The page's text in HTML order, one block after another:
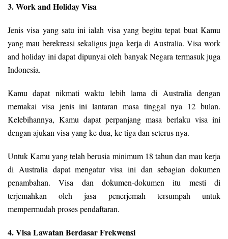
3. Work and Holiday Visa
Jenis visa yang satu ini ialah visa yang begitu tepat buat Kamu
yang mau berekreasi sekaligus juga kerja di Australia. Visa work
and holiday ini dapat dipunyai oleh banyak Negara termasuk juga
Indonesia.
Kamu dapat nikmati waktu lebih lama di Australia dengan
memakai visa jenis ini lantaran masa tinggal nya 12 bulan.
Kelebihannya, Kamu dapat perpanjang masa berlaku visa ini
dengan ajukan visa yang ke dua, ke tiga dan seterus nya.
Untuk Kamu yang telah berusia minimum 18 tahun dan mau kerja
di Australia dapat mengatur visa ini dan sebagian dokumen
penambahan. Visa dan dokumen-dokumen itu mesti di
terjemahkan oleh jasa penerjemah tersumpah untuk
mempermudah proses pendaftaran.
4. Visa Lawatan Berdasar Frekwensi